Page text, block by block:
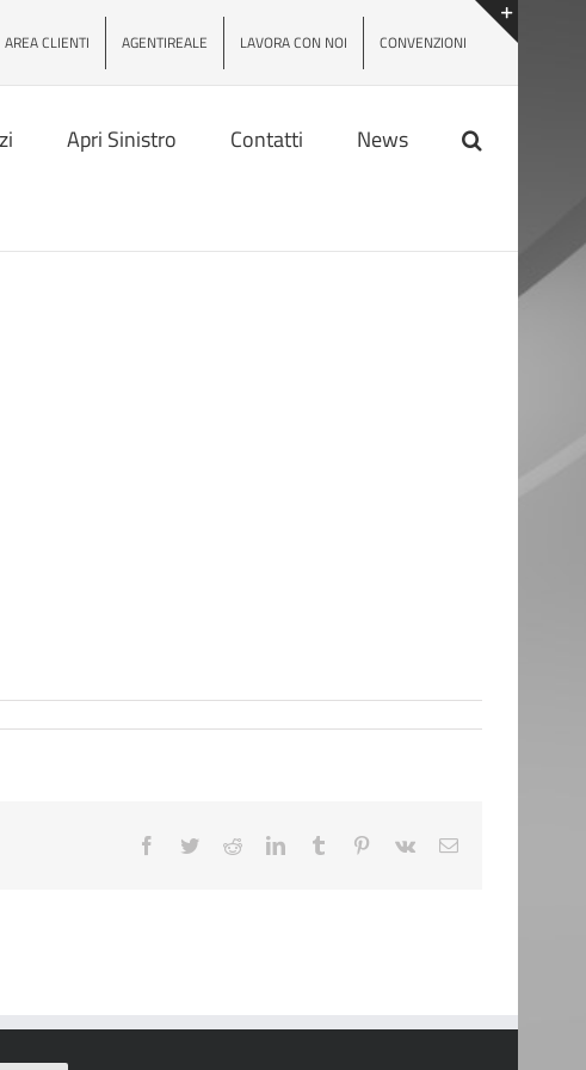
AREA CLIENTI AGENTIREALE LAVORA CON NOI CONVENZIONI
Apri Sinistro Contatti News
Facebook
TwitterRedditLinkedInTumblr Pinterest
Vk Email
Toggle